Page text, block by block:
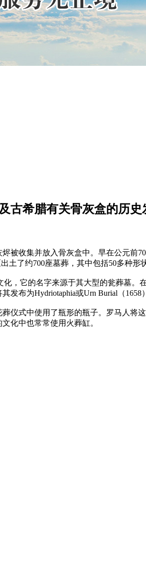
古希腊有关骨灰盒的历史
收集并放入骨灰盒中。早在公元前
了约700座墓葬，其中包括50多种形
它的名字来源于其大型的瓮葬墓。
布为Hydriotaphia或Urn Burial（1658
式中使用了瓶形的瓶子。罗马人将
化中也常常使用火葬缸。